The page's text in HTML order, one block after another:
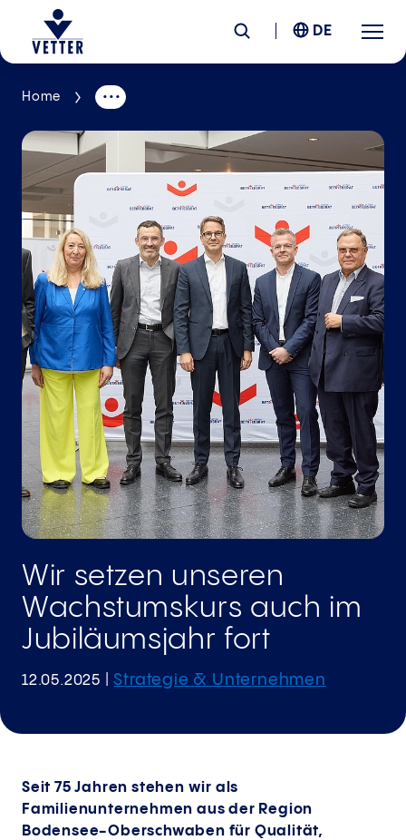
Unternehmen
Verantwortung
Services
Standorte
News &Insights
Karriere
DE
Home
Wir setzen unseren
Wachstumskurs auch im
Jubiläumsjahr fort
12.05.2025 |Strategie & Unternehmen
Seit 75 Jahren stehen wir als
Familienunternehmen aus der Region
Bodensee-Oberschwaben für Qualität,